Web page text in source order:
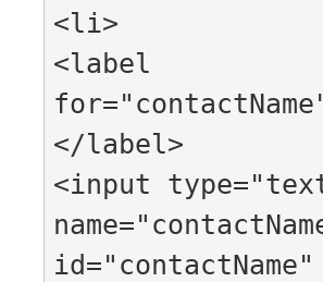
<li>
<label
</label>
<input
id="contactName"